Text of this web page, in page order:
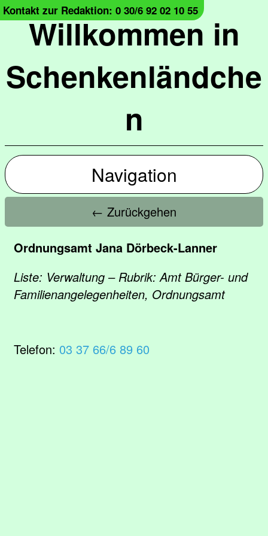
Willkommen in
Schenkenländche
n
Kontakt zur Redaktion: 0 30/6 92 02 10 55
Navigation
← Zurückgehen
Ordnungsamt Jana Dörbeck-Lanner
Liste: Verwaltung – Rubrik: Amt Bürger- und
Familienangelegenheiten, Ordnungsamt
Telefon: 03 37 66/6 89 60